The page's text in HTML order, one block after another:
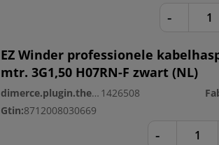
-
EZ Winder professionele
mtr. 3G1,50 H07RN-F zwart (NL)
dimerce.plugin.theme.productnr: 1426508
Gtin:8712008030669
-